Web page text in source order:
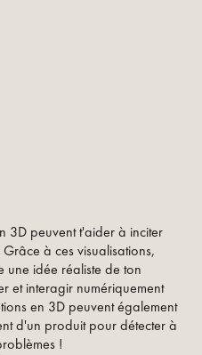
3D peuvent t'aider à inciter
à ces visualisations,
une idée réaliste de ton
et interagir numériquement
en 3D peuvent également
d'un produit pour détecter à
!